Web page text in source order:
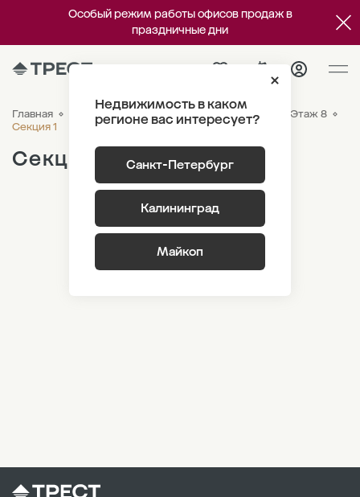
Особый режим работы офисов продаж в
праздничные дни
Недвижимость в каком
регионе вас интересует?
Санкт-Петербург
Калининград
Майкоп
Главная ЖК «Парусная 1»
Корпус 3.3 Этаж 8
Секция 1
Секция 1